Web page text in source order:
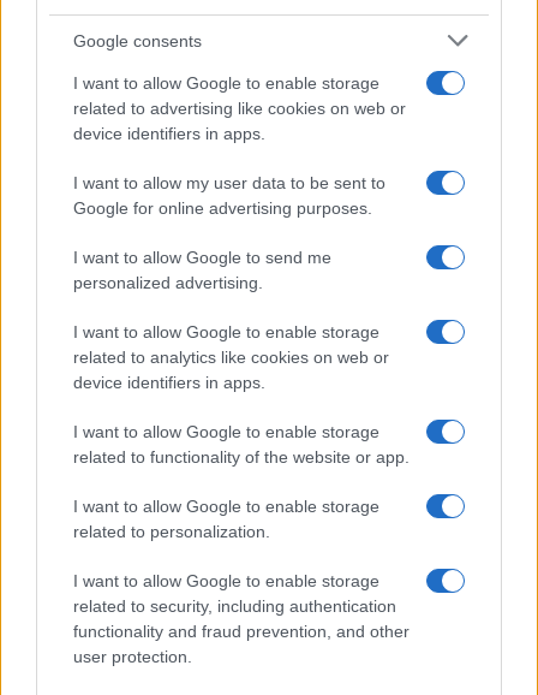
Google consents
I want to allow Google to enable storage
related to advertising like cookies on web or
device identifiers in apps.
I want to allow my user data to be sent to
Google for online advertising purposes.
I want to allow Google to send me
personalized advertising.
I want to allow Google to enable storage
related to analytics like cookies on web or
device identifiers in apps.
I want to allow Google to enable storage
related to functionality of the website or app.
I want to allow Google to enable storage
related to personalization.
I want to allow Google to enable storage
related to security, including authentication
functionality and fraud prevention, and other
user protection.